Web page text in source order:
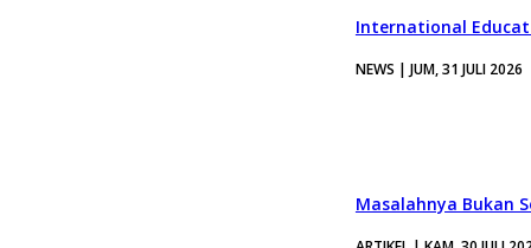
International
NEWS | JUM, 31 JULI 2026
Masalahnya Bukan